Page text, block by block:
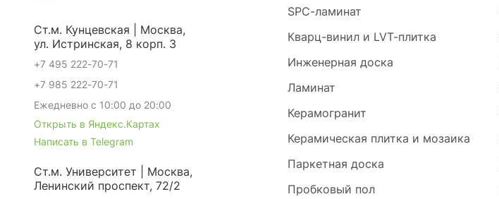
SPC-ламинат
Кварц-винил и LVT-плитка
Инженерная доска
Ламинат
Керамогранит
Керамическая плитка и мозаика
Паркетная доска
Пробковый пол
Ст.м. Кунцевская | Москва,
ул. Истринская, 8 корп. 3
+7 495 222-70-71
+7 985 222-70-71
Ежедневно с 10:00 до 20:00
Открыть в Яндекс.Картах
Написать в Telegram
Ст.м. Университет | Москва,
Ленинский проспект, 72/2